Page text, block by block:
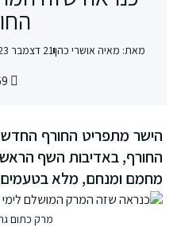
מאת:מאיה אושרי כהן 21 דצמבר 2023
הישר מתפריט החורף החדש
החורף, באדיבות השף
מחמם ומנחם, מלא בטעמים.
מרק כתום גרג